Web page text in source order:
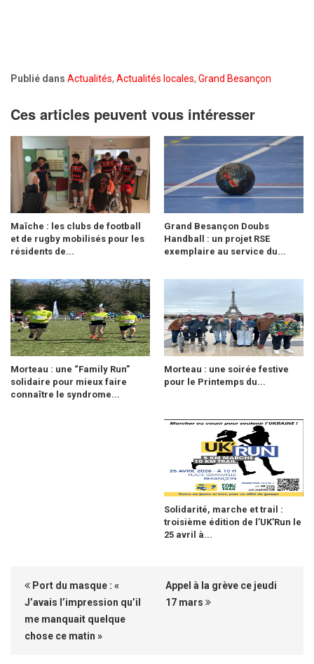
Publié dans Actualités, Actualités locales, Grand Besançon
Ces articles peuvent vous intéresser
Maîche : les clubs de football
et de rugby mobilisés pour les
résidents de...
Grand Besançon Doubs
Handball : un projet RSE
exemplaire au service du...
Morteau : une “Family Run”
solidaire pour mieux faire
connaître le syndrome...
Morteau : une soirée festive
pour le Printemps du...
Solidarité, marche et trail :
troisième édition de l’UK’Run le
25 avril à...
Port du masque : «
J’avais l’impression qu’il
me manquait quelque
chose ce matin »
Appel à la grève ce jeudi
17 mars